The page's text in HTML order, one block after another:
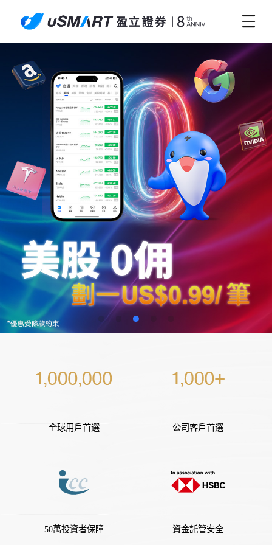
全球用戶首選 公司客戶首選
50萬投資者保障 資金託管安全